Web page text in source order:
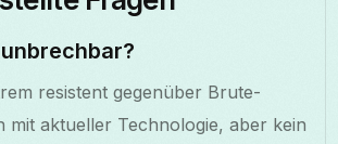
resistent gegenüber Brute-
mit aktueller Technologie, aber kein